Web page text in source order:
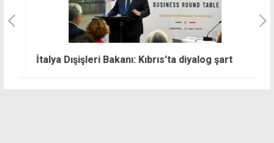
İtalya Dışişleri Bakanı: Kıbrıs'ta diyalog şart